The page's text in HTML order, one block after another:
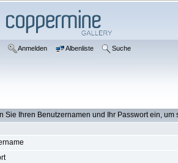
Anmelden Albenliste Suche
Sie Ihren Benutzernamen und Ihr Passwort ein, um